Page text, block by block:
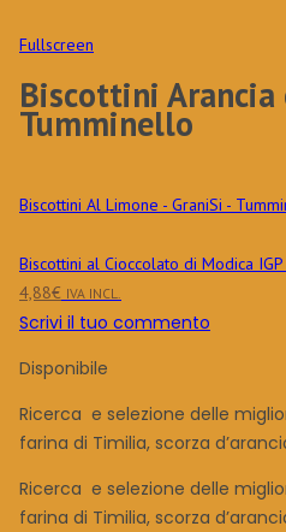
Fullscreen
Biscottini Arancia
Tumminello
Biscottini Al Limone - GraniSi -
Biscottini al Cioccolato di Modica
4,88€ Il
prezzo
è:
4,88€.
IVA INCL.
Scrivi il tuo commento
Disponibile
Ricerca e selezione delle
farina di Timilia, scorza
Ricerca e selezione delle
farina di Timilia, scorza